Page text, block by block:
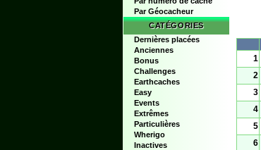
Par Géocacheur
CATÉGORIES
Dernières placées
Anciennes
Bonus
Challenges
Earthcaches
Easy
Events
Extrêmes
Particulières
Wherigo
Inactives
1
2
3
4
5
6